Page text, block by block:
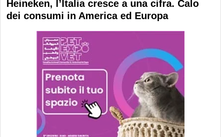
Heineken, l’Italia cresce a una cifra. Calo
dei consumi in America ed Europa